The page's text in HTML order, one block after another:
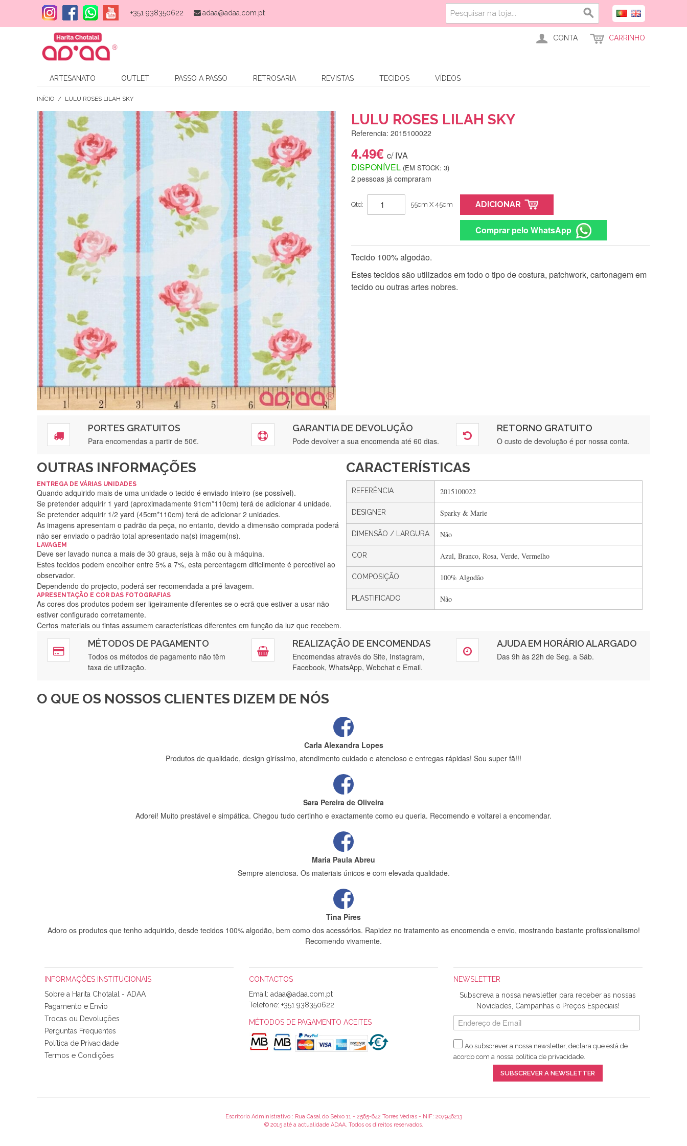
+351 938350622 adaa@adaa.com.pt
CONTA CARRINHO
ARTESANATO OUTLET PASSO A PASSO RETROSARIA REVISTAS TECIDOS VÍDEOS
INÍCIO / LULU ROSES LILAH SKY
LULU ROSES LILAH SKY
Referencia: 2015100022
4.49€ c/ IVA
DISPONÍVEL (EM STOCK: 3)
2 pessoas já compraram
Qtd: 55cm X 45cm ADICIONAR
Comprar pelo WhatsApp
Tecido 100% algodão.
Estes tecidos são utilizados em todo o tipo de costura, patchwork, cartonagem em
tecido ou outras artes nobres.
PORTES GRATUITOS
Para encomendas a partir de 50€.
GARANTIA DE DEVOLUÇÃO
Pode devolver a sua encomenda até 60 dias.
RETORNO GRATUITO
O custo de devolução é por nossa conta.
OUTRAS INFORMAÇÕES
ENTREGA DE VÁRIAS UNIDADES
Quando adquirido mais de uma unidade o tecido é enviado inteiro (se possível).
Se pretender adquirir 1 yard (aproximadamente 91cm*110cm) terá de adicionar 4 unidade.
Se pretender adquirir 1/2 yard (45cm*110cm) terá de adicionar 2 unidades.
As imagens apresentam o padrão da peça, no entanto, devido a dimensão comprada poderá
não ser enviado o padrão total apresentado na(s) imagem(ns).
LAVAGEM
Deve ser lavado nunca a mais de 30 graus, seja à mão ou à máquina.
Estes tecidos podem encolher entre 5% a 7%, esta percentagem dificilmente é percetível ao
observador.
Dependendo do projecto, poderá ser recomendada a pré lavagem.
APRESENTAÇÃO E COR DAS FOTOGRAFIAS
As cores dos produtos podem ser ligeiramente diferentes se o ecrã que estiver a usar não
estiver configurado corretamente.
Certos materiais ou tintas assumem características diferentes em função da luz que recebem.
CARACTERÍSTICAS
REFERÊNCIA 2015100022
DESIGNER Sparky & Marie
DIMENSÃO / LARGURA Não
COR Azul, Branco, Rosa, Verde, Vermelho
COMPOSIÇÃO 100% Algodão
PLASTIFICADO Não
MÉTODOS DE PAGAMENTO
Todos os métodos de pagamento não têm
taxa de utilização.
REALIZAÇÃO DE ENCOMENDAS
Encomendas através do Site, Instagram,
Facebook, WhatsApp, Webchat e Email.
AJUDA EM HORÁRIO ALARGADO
Das 9h às 22h de Seg. a Sáb.
O QUE OS NOSSOS CLIENTES DIZEM DE NÓS
Silvia Lopes
Encomenda direitinha. Rapidez e segurança. Volto a encomendar.
Silvia André
Gostei ,Serviço bastante rápido. recomendo
Filipa Freire
Rápido, atendimento 5*. Hoje chegará a segunda encomenda feita de muitas certamente❤️
Recebi a minha encomenda, rápida entrega e vinha muito bem protegida para o transporte, muito obrigada , serviço 5 estrelas
Carla Alexandra Lopes
Produtos de qualidade, design giríssimo, atendimento cuidado e atencioso e entregas rápidas! Sou super fã!!!
Sara Pereira de Oliveira
Adorei! Muito prestável e simpática. Chegou tudo certinho e exactamente como eu queria. Recomendo e voltarei a encomendar.
Maria Paula Abreu
Sempre atenciosa. Os materiais únicos e com elevada qualidade.
Tina Pires
Adoro os produtos que tenho adquirido, desde tecidos 100% algodão, bem como dos acessórios. Rapidez no tratamento as encomenda e envio, mostrando bastante profissionalismo!
Recomendo vivamente.
Sílvia Maria Bernardino Mestre
Informo que recebi hoje a encomenda, gostei muito dos tecidos.
Rosa Medeiros
Tudo chegou em condições, pois os produtos vieram muito bem acondicionados. Estou plenamente satisfeita com os produtos adquiridos. Relativamente à bolsa, tem um tecido com um
padrão e cores muito bonitas e a execução está perfeitíssima. Futuramente penso voltar a comprar na vossa loja, têm excelentes artigos a um preço muito justo. A expedição da
Alexandra Morais
INFORMAÇÕES INSTITUCIONAIS
Sobre a Harita Chotalal - ADAA
Pagamento e Envio
Trocas ou Devoluções
Perguntas Frequentes
Política de Privacidade
Termos e Condições
CONTACTOS
Email:
Telefone: +351 938350622
MÉTODOS DE PAGAMENTO ACEITES
NEWSLETTER
Subscreva a nossa newsletter para receber as nossas
Novidades, Campanhas e Preços Especiais!
Ao subscrever a nossa newsletter, declara que está de
acordo com a nossa política de privacidade.
SUBSCREVER A NEWSLETTER
Escritorio Administrativo : Rua Casal do Seixo 11 - 2565-642 Torres Vedras - NIF: 207946213
© 2015 até a actualidade ADAA. Todos os direitos reservados.